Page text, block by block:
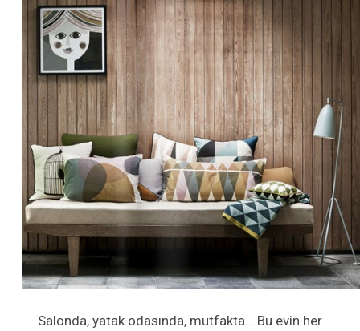
Salonda, yatak odasında, mutfakta… Bu evin her